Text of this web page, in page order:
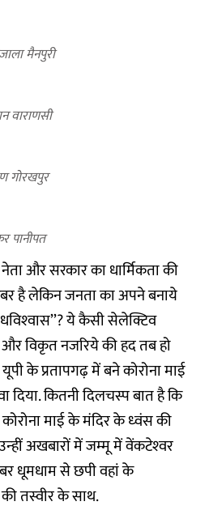
मैनपुरी
वाराणसी
गोरखपुर
पानीपत
और सरकार का धार्मिकता की
है लेकिन जनता का अपने बनाये
ये कैसी सेलेक्टिव
और विकृत नजरिये की हद तब हो
के प्रतापगढ़ में बने कोरोना माई
कितनी दिलचस्‍प बात है कि
माई के मंदिर के ध्‍वंस की
अखबारों में जम्‍मू में वेंकटेश्‍वर
धूमधाम से छपी वहां के
तस्‍वीर के साथ.